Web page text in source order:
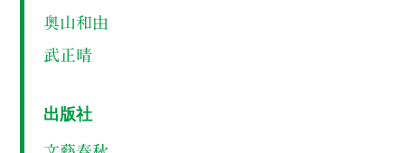
奥山和由
武正晴
出版社